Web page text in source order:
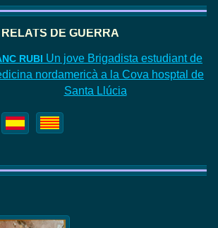
RELATS DE GUERRA
RUBI Un jove Brigadista estudiant de
nordamericà a la Cova hosptal de
Santa Llúcia